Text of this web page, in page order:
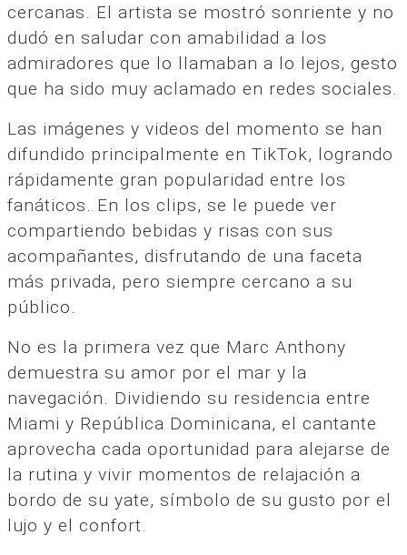
cercanas. El artista se mostró sonriente y no
dudó en saludar con amabilidad a los
admiradores que lo llamaban a lo lejos, gesto
que ha sido muy aclamado en redes sociales.
Las imágenes y videos del momento se han
difundido principalmente en TikTok, logrando
rápidamente gran popularidad entre los
fanáticos. En los clips, se le puede ver
compartiendo bebidas y risas con sus
acompañantes, disfrutando de una faceta
más privada, pero siempre cercano a su
público.
No es la primera vez que Marc Anthony
demuestra su amor por el mar y la
navegación. Dividiendo su residencia entre
Miami y República Dominicana, el cantante
aprovecha cada oportunidad para alejarse de
la rutina y vivir momentos de relajación a
bordo de su yate, símbolo de su gusto por el
lujo y el confort.